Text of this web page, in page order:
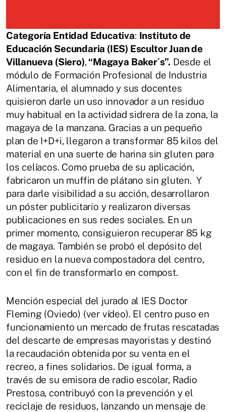
Categoría Entidad Educativa: Instituto de
Educación Secundaria (IES) Escultor Juan de
Villanueva (Siero),“Magaya Baker´s”. Desde el
módulo de Formación Profesional de Industria
Alimentaria, el alumnado y sus docentes
quisieron darle un uso innovador a un residuo
muy habitual en la actividad sidrera de la zona, la
magaya de la manzana. Gracias a un pequeño
plan de I+D+i, llegaron a transformar 85 kilos del
material en una suerte de harina sin gluten para
los celíacos. Como prueba de su aplicación,
fabricaron un muffin de plátano sin gluten. Y
para darle visibilidad a su acción, desarrollaron
un póster publicitario y realizaron diversas
publicaciones en sus redes sociales. En un
primer momento, consiguieron recuperar 85 kg
de magaya. También se probó el depósito del
residuo en la nueva compostadora del centro,
con el fin de transformarlo en compost.
Mención especial del jurado al IES Doctor
Fleming (Oviedo) (ver vídeo). El centro puso en
funcionamiento un mercado de frutas rescatadas
del descarte de empresas mayoristas y destinó
la recaudación obtenida por su venta en el
recreo, a fines solidarios. De igual forma, a
través de su emisora de radio escolar, Radio
Prestosa, contribuyó con la prevención y el
reciclaje de residuos, lanzando un mensaje de